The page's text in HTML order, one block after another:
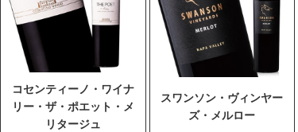
コセンティーノ・ワイナ
リー・ザ・ポエット・メ
リタージュ
スワンソン・ヴィンヤー
ズ・メルロー